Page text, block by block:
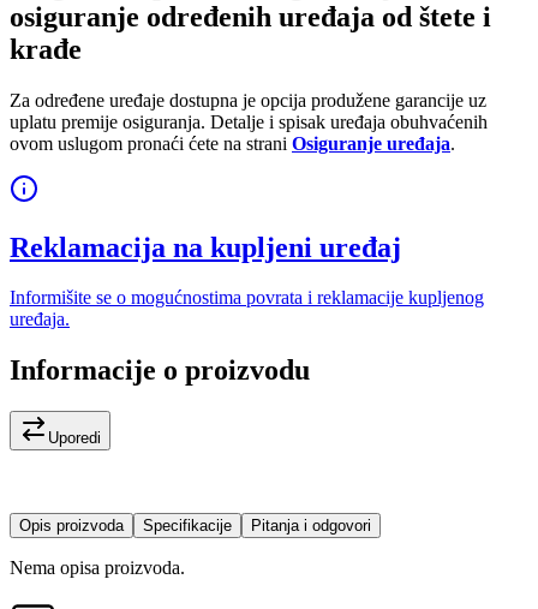
osiguranje određenih uređaja od štete i
krađe
Za određene uređaje dostupna je opcija produžene garancije uz
uplatu premije osiguranja. Detalje i spisak uređaja obuhvaćenih
ovom uslugom pronaći ćete na strani Osiguranje uređaja.
Reklamacija na kupljeni uređaj
Informišite se o mogućnostima povrata i reklamacije kupljenog
uređaja.
Informacije o proizvodu
Uporedi
Opis proizvoda Specifikacije Pitanja i odgovori
Nema opisa proizvoda.